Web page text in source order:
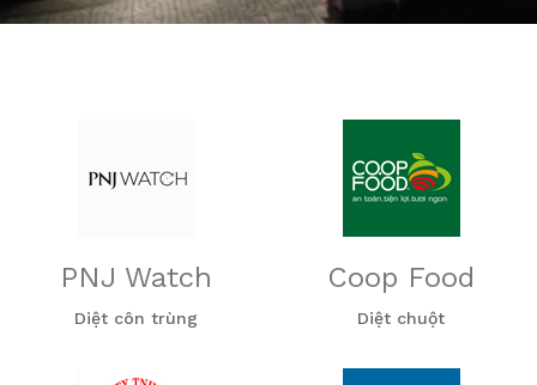
PNJ Watch
Diệt côn trùng
Coop Food
Diệt chuột